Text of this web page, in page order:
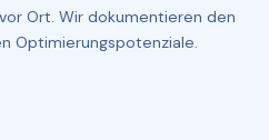
Ort. Wir dokumentieren den
Optimierungspotenziale.